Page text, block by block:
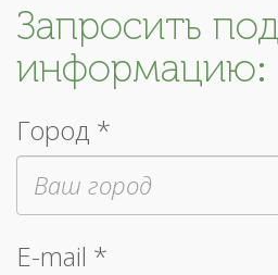
Запросить
информацию:
Город *
E-mail *